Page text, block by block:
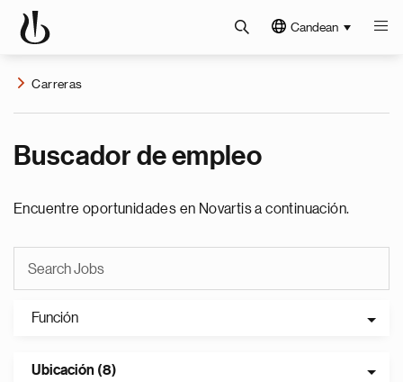
Candean
Carreras
Buscador de empleo
Encuentre oportunidades en Novartis a continuación.
Función
Ubicación (8)